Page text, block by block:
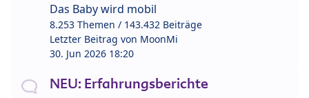
Das Baby wird mobil
8.253 Themen / 143.432 Beiträge
Letzter Beitrag von MoonMi
30. Jun 2026 18:20
NEU: Erfahrungsberichte